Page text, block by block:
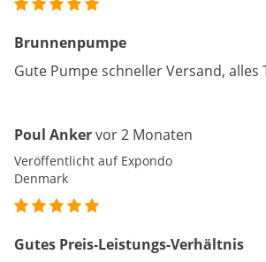
Brunnenpumpe
Gute Pumpe schneller Versand, alles
Poul Ankervor 2 Monaten
Veröffentlicht auf Expondo
Denmark
Gutes Preis-Leistungs-Verhältnis